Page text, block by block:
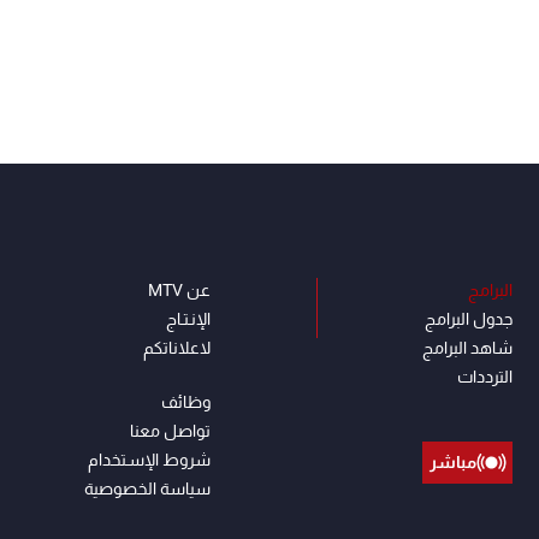
البرامج
جدول البرامج
شاهد البرامج
الترددات
مباشر
عن MTV
الإنـتـاج
لاعلاناتكم
وظائف
تواصل معنا
شروط الإسـتخدام
سياسة الخصوصية